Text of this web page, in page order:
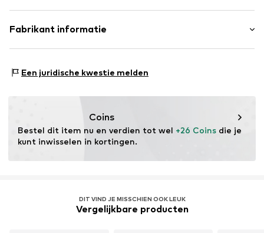
Item nr. MTI9859001000006
Materiaal: 98% Katoen, 2% Elastaan
Fabrikant informatie
03-844 Warsaw
Een juridische kwestie melden
Coins
Bestel dit item nu en verdien tot wel +26 Coins die je
kunt inwisselen in kortingen.
DIT VIND JE MISSCHIEN OOK LEUK
Vergelijkbare producten